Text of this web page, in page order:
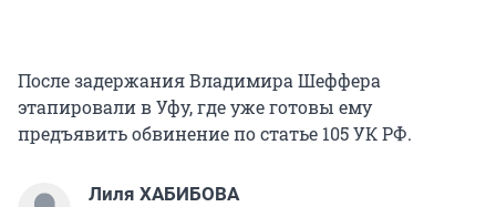
После задержания Владимира Шеффера
этапировали в Уфу, где уже готовы ему
предъявить обвинение по статье 105 УК РФ.
Лиля ХАБИБОВА